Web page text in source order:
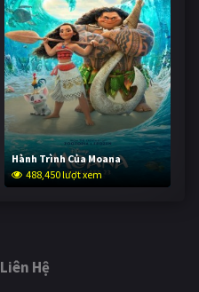
Hành Trình Của Moana
488,450 lượt xem
Liên Hệ